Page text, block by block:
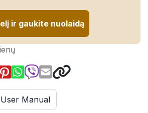
ir gaukite nuolaidą
Manual